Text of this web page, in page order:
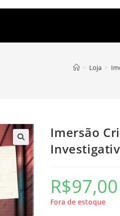
> Loja >
Imersão
R$97,00
Fora de estoque